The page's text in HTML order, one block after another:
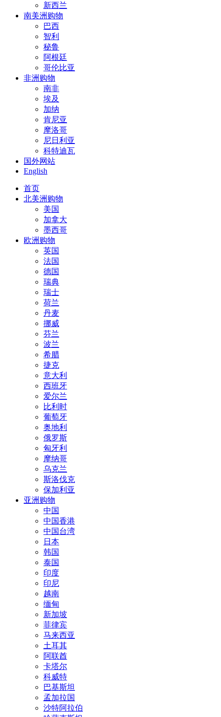
新西兰
南美洲购物
巴西
智利
秘鲁
阿根廷
哥伦比亚
非洲购物
南非
埃及
加纳
肯尼亚
摩洛哥
尼日利亚
科特迪瓦
国外网站
English
首页
北美洲购物
美国
加拿大
墨西哥
欧洲购物
英国
法国
德国
瑞典
瑞士
荷兰
丹麦
挪威
芬兰
波兰
希腊
捷克
意大利
西班牙
爱尔兰
比利时
葡萄牙
奥地利
俄罗斯
匈牙利
摩纳哥
乌克兰
斯洛伐克
保加利亚
亚洲购物
中国
中国香港
中国台湾
日本
韩国
泰国
印度
印尼
越南
缅甸
新加坡
菲律宾
马来西亚
土耳其
阿联酋
卡塔尔
科威特
巴基斯坦
孟加拉国
沙特阿拉伯